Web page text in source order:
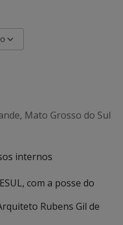
Mato Grosso do Sul
internos
com a posse do
Rubens Gil de